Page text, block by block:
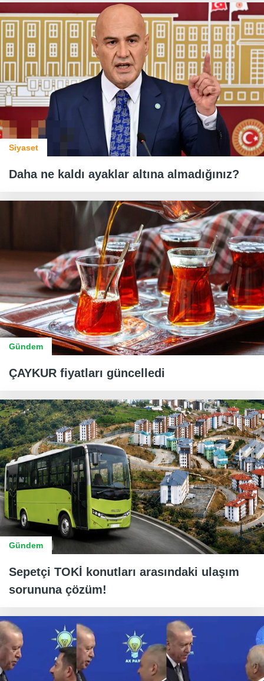
Siyaset
Daha ne kaldı ayaklar altına almadığınız?
Gündem
ÇAYKUR fiyatları güncelledi
Gündem
Sepetçi TOKİ konutları arasındaki ulaşım
sorununa çözüm!